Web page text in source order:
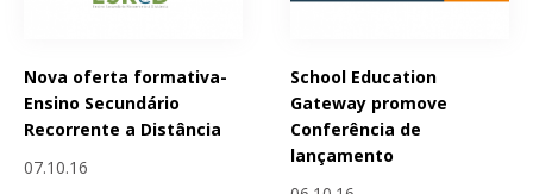
Nova oferta formativa-
Ensino Secundário
Recorrente a Distância
07.10.16
School Education
Gateway promove
Conferência de
lançamento